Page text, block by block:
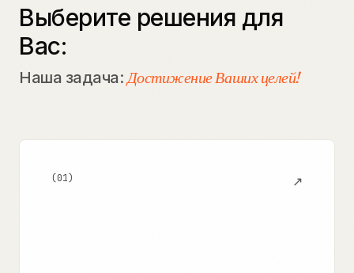
Выберите решения для
Вас:
Наша задача:Достижение Ваших целей!
(01) ↗